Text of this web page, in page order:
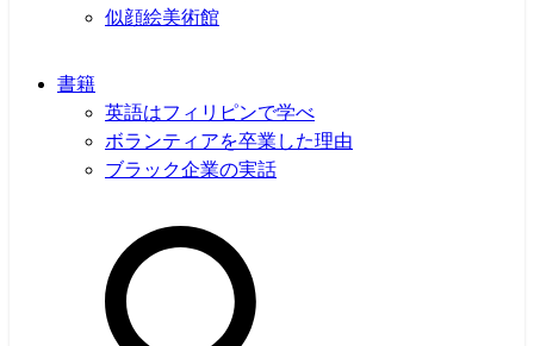
似顔絵美術館
書籍
英語はフィリピンで学べ
ボランティアを卒業した理由
ブラック企業の実話